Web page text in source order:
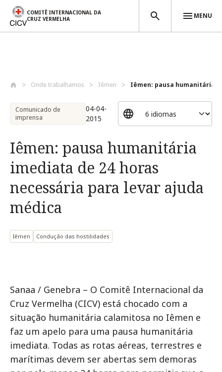
COMITÊ INTERNACIONAL DA
CRUZ VERMELHA
MENU
Onde trabalhamos Iêmen Iêmen: pausa humanitária
Comunicado de
imprensa
04-04-
2015
Iêmen: pausa humanitária
imediata de 24 horas
necessária para levar ajuda
médica
Iêmen Condução das hostilidades
Sanaa / Genebra – O Comitê Internacional da
Cruz Vermelha (CICV) está chocado com a
situação humanitária calamitosa no Iêmen e
faz um apelo para uma pausa humanitária
imediata. Todas as rotas aéreas, terrestres e
marítimas devem ser abertas sem demoras